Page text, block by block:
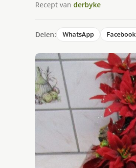
Recept van derbyke
Delen: WhatsApp Facebook